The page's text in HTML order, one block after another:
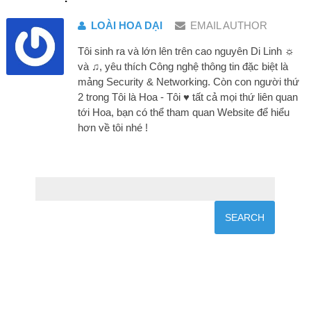
LOÀI HOA DẠI EMAIL AUTHOR
Tôi sinh ra và lớn lên trên cao nguyên Di Linh ☼
và ♫, yêu thích Công nghệ thông tin đặc biệt là
mảng Security & Networking. Còn con người thứ
2 trong Tôi là Hoa - Tôi ♥ tất cả mọi thứ liên quan
tới Hoa, bạn có thể tham quan Website để hiểu
hơn về tôi nhé !